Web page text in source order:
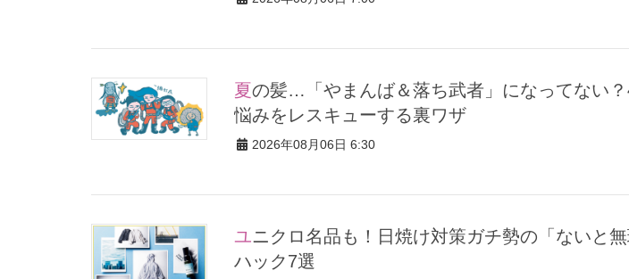
夏の髪…「やまんば＆落ち武者」になってない？40代・50代の髪
悩みをレスキューする裏ワザ
2026年08月06日 6:30
ユニクロ名品も！日焼け対策ガチ勢の「ないと無理」なアイテム
ハック7選